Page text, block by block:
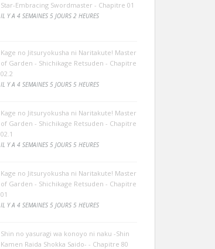
Star-Embracing Swordmaster - Chapitre 01
IL Y A 4 SEMAINES 5 JOURS 2 HEURES
Kage no Jitsuryokusha ni Naritakute! Master
of Garden - Shichikage Retsuden - Chapitre
02.2
IL Y A 4 SEMAINES 5 JOURS 5 HEURES
Kage no Jitsuryokusha ni Naritakute! Master
of Garden - Shichikage Retsuden - Chapitre
02.1
IL Y A 4 SEMAINES 5 JOURS 5 HEURES
Kage no Jitsuryokusha ni Naritakute! Master
of Garden - Shichikage Retsuden - Chapitre
01
IL Y A 4 SEMAINES 5 JOURS 5 HEURES
Shin no yasuragi wa konoyo ni naku -Shin
Kamen Raida Shokka Saido- - Chapitre 80